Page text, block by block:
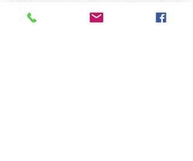
inscrever depois do dia 10/04
Local:
Igreja do Nazareno Central de Campinas